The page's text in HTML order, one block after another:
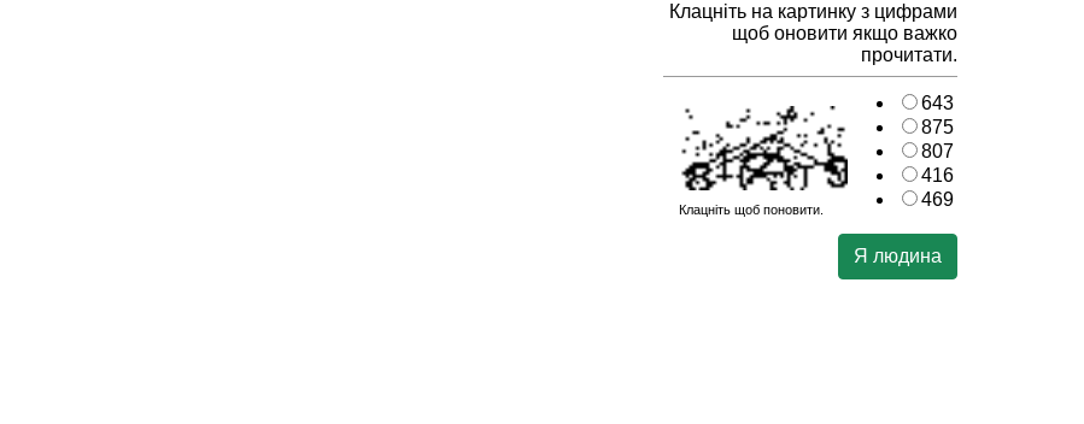
Клацніть на картинку з цифрами
щоб оновити якщо важко
прочитати.
Клацніть щоб поновити.
643
875
807
416
469